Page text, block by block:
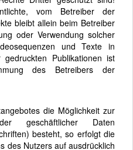
vom Betreiber der
bleibt allein beim Betreiber
oder Verwendung solcher
und Texte in
Publikationen ist
des Betreibers der
die Möglichkeit zur
geschäftlicher Daten
besteht, so erfolgt die
des Nutzers auf ausdrücklich